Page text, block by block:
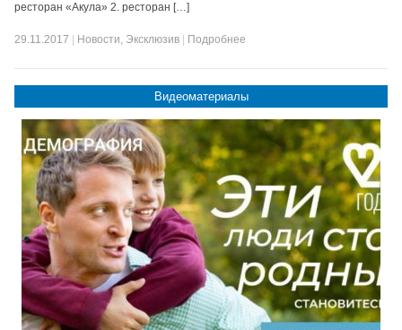
ресторан «Акула» 2. ресторан […]
29.11.2017 Новости, Эксклюзив Подробнее
Видеоматериалы